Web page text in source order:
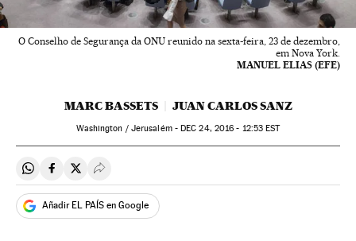
O Conselho de Segurança da ONU reunido na sexta-feira, 23 de dezembro,
em Nova York.
MANUEL ELIAS (EFE)
MARC BASSETS JUAN CARLOS SANZ
Washington / Jerusalém -DEC 24, 2016 - 12:53 EST
Compartir en Whatsapp
Compartir en Facebook
Compartir en Twitter
Desplegar Redes Sociales
Añadir EL PAÍS en Google